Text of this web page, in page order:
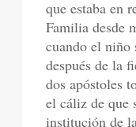
que estaba en
Familia desde
cuando el niño
después de la
dos apóstoles
el cáliz de que
institución de